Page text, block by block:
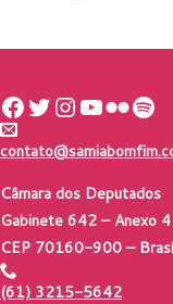
Facebook Twitter Instagram Youtube Flickr Spotify
Câmara dos Deputados
Gabinete 642 – Anexo 4
CEP 70160-900 –
(61) 3215-5642